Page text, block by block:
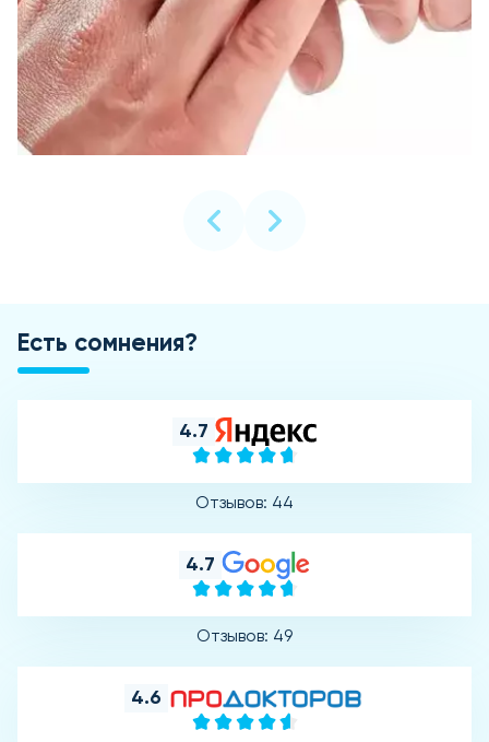
Есть сомнения?
4.7
Отзывов: 44
4.7
Отзывов: 49
4.6